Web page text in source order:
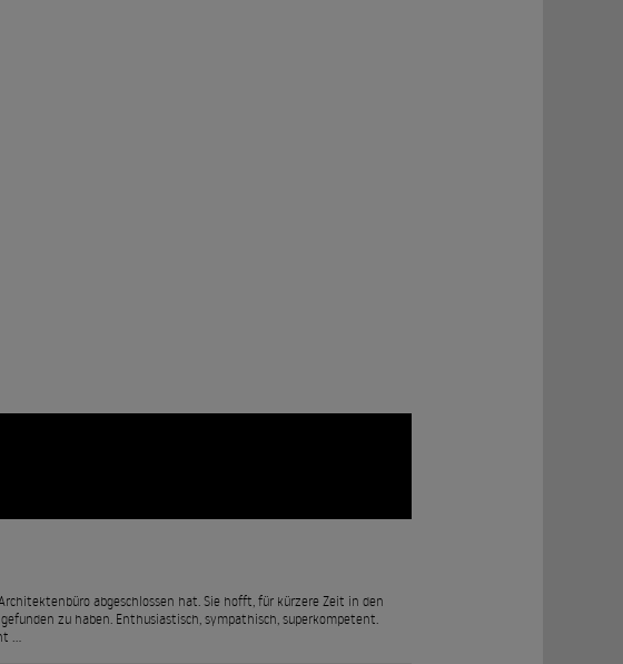
abgeschlossen hat. Sie hofft, für kürzere Zeit in den
zu haben. Enthusiastisch, sympathisch, superkompetent.
…